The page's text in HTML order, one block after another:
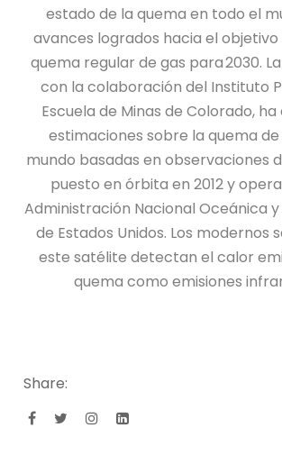
estado de la quema en todo el
avances logrados hacia el
quema regular de gas para 2030.
con la colaboración del Instituto
Escuela de Minas de Colorado,
estimaciones sobre la quema de
mundo basadas en observaciones
puesto en órbita en 2012 y
Administración Nacional Oceánica
de Estados Unidos. Los modernos
este satélite detectan el calor
quema como emisiones
Share: